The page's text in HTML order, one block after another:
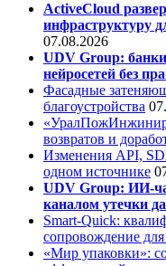
ActiveCloud
инфраструктуру
07.08.2026
UDV Group:
нейросетей без
Фасадные
благоустройства
возвратов и
Изменения API,
одном источнике
UDV Group: ИИ-
каналом утечки
Smart-Quick:
сопровождение
«Мир упаковки»: